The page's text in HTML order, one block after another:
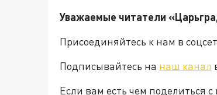
Уважаемые читатели
Присоединяйтесь к нам в
Подписывайтесь на наш канал
Если вам есть чем поделиться